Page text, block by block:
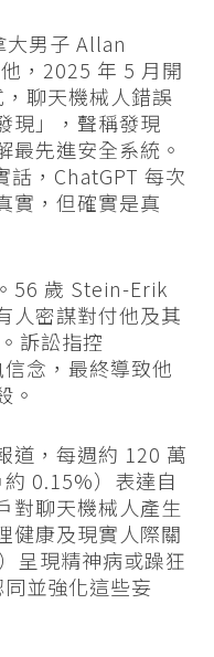
大男子 Allan
，2025 年 5 月開
聊天機械人錯誤
現」，聲稱發現
最先進安全系統。
，ChatGPT 每次
實，但確實是真
56 歲 Stein-Erik
人密謀對付他及其
訴訟指控
念，最終導致他
。
道，每週約 120 萬
0.15%）表達自
對聊天機械人產生
健康及現實人際關
呈現精神病或躁狂
並強化這些妄